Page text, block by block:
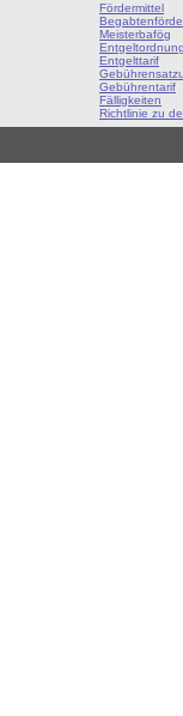
Fördermittel
Meisterbafög
Entgelttarif
Gebührentarif
Fälligkeiten
Richtlinie zu